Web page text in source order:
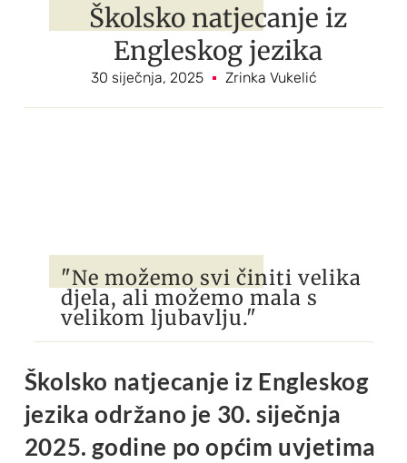
Školsko natjecanje iz
Engleskog jezika
30 siječnja, 2025 Zrinka Vukelić
"Ne možemo svi činiti velika
djela, ali možemo mala s
velikom ljubavlju."
Školsko natjecanje iz Engleskog
jezika održano je 30. siječnja
2025. godine po općim uvjetima